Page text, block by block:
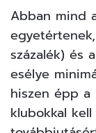
Abban mind
százalék) és
esélye
hiszen épp
klubokkal